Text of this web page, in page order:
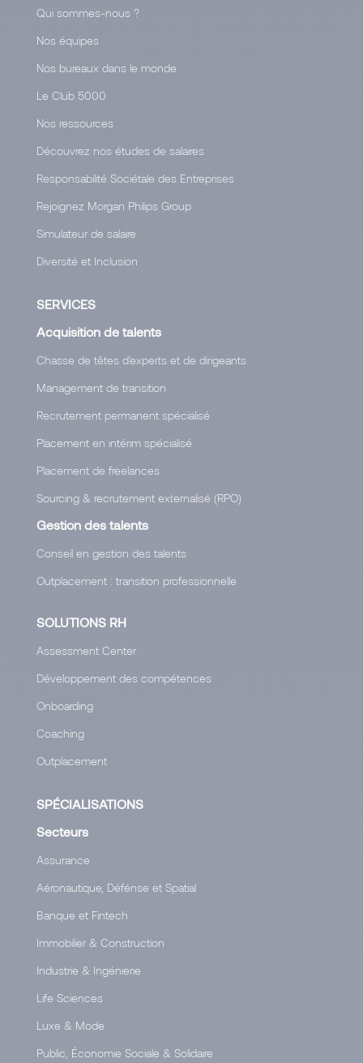
Qui sommes-nous ?
Nos équipes
Nos bureaux dans le monde
Le Club 5000
Nos ressources
Découvrez nos études de salaires
Responsabilité Sociétale des Entreprises
Rejoignez Morgan Philips Group
Simulateur de salaire
Diversité et Inclusion
SERVICES
Acquisition de talents
Chasse de têtes d'experts et de dirigeants
Management de transition
Recrutement permanent spécialisé
Placement en intérim spécialisé
Placement de freelances
Sourcing & recrutement externalisé (RPO)
Gestion des talents
Conseil en gestion des talents
Outplacement : transition professionnelle
SOLUTIONS RH
Assessment Center
Développement des compétences
Onboarding
Coaching
Outplacement
SPÉCIALISATIONS
Secteurs
Assurance
Aéronautique, Défénse et Spatial
Banque et Fintech
Immobilier & Construction
Industrie & Ingénierie
Life Sciences
Luxe & Mode
Public, Économie Sociale & Solidaire